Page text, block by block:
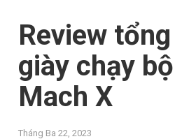
Review
giày chạy
Mach X
Tháng Ba 22, 2023